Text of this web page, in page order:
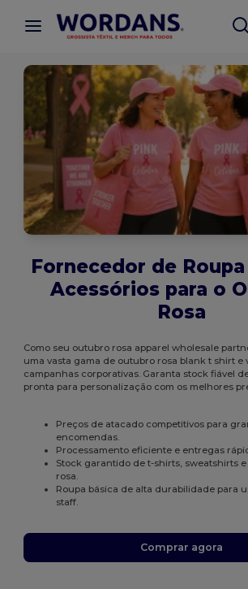
× App Wordans
Melhores preços na app!
Fornecedor de
Acessórios para o
Rosa
Como seu outubro rosa apparel wholesale
uma vasta gama de outubro rosa blank t shirt e
campanhas corporativas. Garanta stock fiável
pronta para personalização com os melhores
Preços de atacado competitivos para
encomendas.
Processamento eficiente e entregas
Stock garantido de t-shirts, sweatshirts e
rosa.
Roupa básica de alta durabilidade para
staff.
Comprar agora